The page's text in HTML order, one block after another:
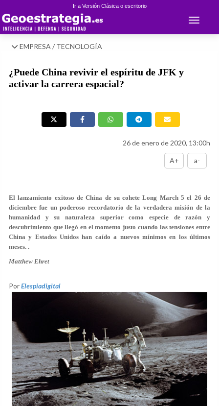
Ir a Versión Clásica o escritorio
Toggle
EMPRESA / TECNOLOGÍA
¿Puede China revivir el espíritu de JFK y
activar la carrera espacial?
26 de enero de 2020, 13:00h
A+ a-
El lanzamiento exitoso de China de su cohete Long March 5 el 26 de
diciembre fue un poderoso recordatorio de la verdadera misión de la
humanidad y su naturaleza superior como especie de razón y
descubrimiento que llegó en el momento justo cuando las tensiones entre
China y Estados Unidos han caído a nuevos mínimos en los últimos
meses. .
Matthew Ehret
PorElespiadigital